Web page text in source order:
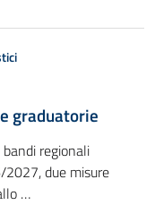
graduatorie
regionali
2027, due misure
…